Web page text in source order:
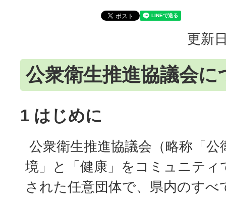
更新
公衆衛生推進協議会に
1 はじめに
公衆衛生推進協議会（略称「公
境」と「健康」をコミュニティ
された任意団体で、県内のすべ